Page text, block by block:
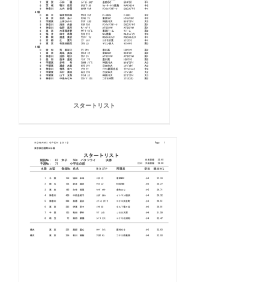
スタートリスト